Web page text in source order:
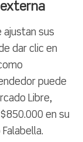
ajustan sus
dar clic en
puede
Libre,
en su